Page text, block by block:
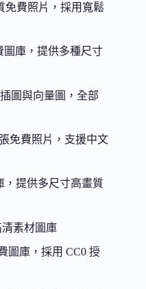
免費照片，採用寬鬆
圖庫，提供多種尺寸
圖與向量圖，全部
免費照片，支援中文
，提供多尺寸高畫質
清素材圖庫
圖庫，採用 CC0 授